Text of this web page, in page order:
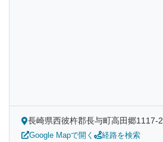
長崎県西彼杵郡長与町高田郷1117-2
Google Mapで開く 経路を検索